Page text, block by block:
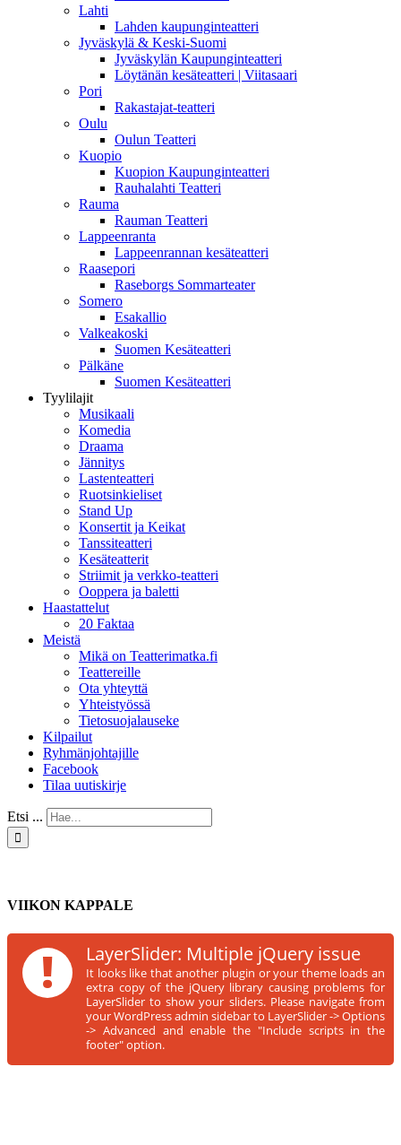
Lahti
Lahden kaupunginteatteri
Jyväskylä & Keski-Suomi
Jyväskylän Kaupunginteatteri
Löytänän kesäteatteri | Viitasaari
Pori
Rakastajat-teatteri
Oulu
Oulun Teatteri
Kuopio
Kuopion Kaupunginteatteri
Rauhalahti Teatteri
Rauma
Rauman Teatteri
Lappeenranta
Lappeenrannan kesäteatteri
Raasepori
Raseborgs Sommarteater
Somero
Esakallio
Valkeakoski
Suomen Kesäteatteri
Pälkäne
Suomen Kesäteatteri
Tyylilajit
Musikaali
Komedia
Draama
Jännitys
Lastenteatteri
Ruotsinkieliset
Stand Up
Konsertit ja Keikat
Tanssiteatteri
Kesäteatterit
Striimit ja verkko-teatteri
Ooppera ja baletti
Haastattelut
20 Faktaa
Meistä
Mikä on Teatterimatka.fi
Teattereille
Ota yhteyttä
Yhteistyössä
Tietosuojalauseke
Kilpailut
Ryhmänjohtajille
Facebook
Tilaa uutiskirje
Etsi ...
VIIKON KAPPALE
! LayerSlider: Multiple jQuery issue
It looks like that another plugin or your theme loads an
extra copy of the jQuery library causing problems for
LayerSlider to show your sliders. Please navigate from
your WordPress admin sidebar to LayerSlider -> Options
-> Advanced and enable the "Include scripts in the
footer" option.